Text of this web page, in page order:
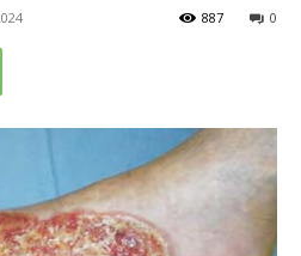
0
887